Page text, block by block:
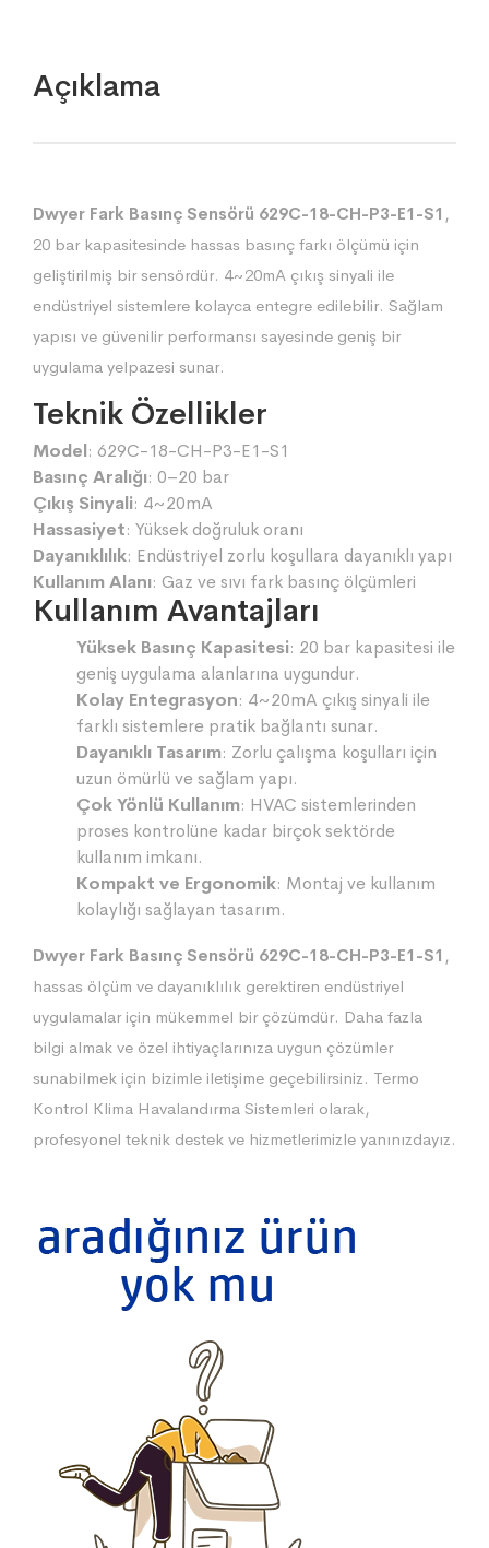
Açıklama
Dwyer Fark Basınç Sensörü 629C-18-CH-P3-E1-S1 ,
20 bar kapasitesinde hassas basınç farkı ölçümü için
geliştirilmiş bir sensördür. 4~20mA çıkış sinyali ile
endüstriyel sistemlere kolayca entegre edilebilir. Sağlam
yapısı ve güvenilir performansı sayesinde geniş bir
uygulama yelpazesi sunar.
Teknik Özellikler
Model: 629C-18-CH-P3-E1-S1
Basınç Aralığı: 0–20 bar
Çıkış Sinyali: 4~20mA
Hassasiyet: Yüksek doğruluk oranı
Dayanıklılık: Endüstriyel zorlu koşullara dayanıklı yapı
Kullanım Alanı: Gaz ve sıvı fark basınç ölçümleri
Kullanım Avantajları
Yüksek Basınç Kapasitesi: 20 bar kapasitesi ile
geniş uygulama alanlarına uygundur.
Kolay Entegrasyon: 4~20mA çıkış sinyali ile
farklı sistemlere pratik bağlantı sunar.
Dayanıklı Tasarım: Zorlu çalışma koşulları için
uzun ömürlü ve sağlam yapı.
Çok Yönlü Kullanım: HVAC sistemlerinden
proses kontrolüne kadar birçok sektörde
kullanım imkanı.
Kompakt ve Ergonomik: Montaj ve kullanım
kolaylığı sağlayan tasarım.
Dwyer Fark Basınç Sensörü 629C-18-CH-P3-E1-S1 ,
hassas ölçüm ve dayanıklılık gerektiren endüstriyel
uygulamalar için mükemmel bir çözümdür. Daha fazla
bilgi almak ve özel ihtiyaçlarınıza uygun çözümler
sunabilmek için bizimle iletişime geçebilirsiniz. Termo
Kontrol Klima Havalandırma Sistemleri olarak,
profesyonel teknik destek ve hizmetlerimizle yanınızdayız.